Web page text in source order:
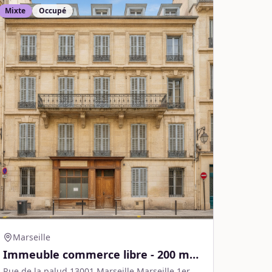
Mixte Occupé
Marseille
Immeuble commerce libre - 200 m² -